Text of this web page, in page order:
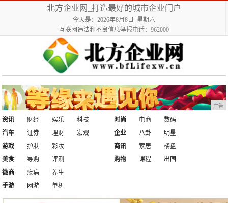
北方企业网_打造最好的城市企业门户
今天是：2026年8月8日 星期六
互联网违法和不良信息举报电话：962000
广告
资讯 财经 娱乐
科技
汽车
证券 理财 宏观
时尚 电商
数码
企业
八卦
明星
游戏
护肤
彩妆
美食
导购 评测
商讯 家居
楼盘
购物
课程
出国
微商
疾病
养生
手游
网游 单机